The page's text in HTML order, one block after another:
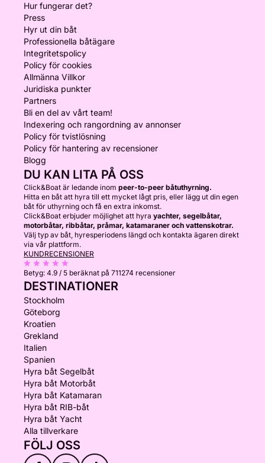
Hur fungerar det?
Press
Hyr ut din båt
Professionella båtägare
Integritetspolicy
Policy för cookies
Allmänna Villkor
Juridiska punkter
Partners
Bli en del av vårt team!
Indexering och rangordning av annonser
Policy för tvistlösning
Policy för hantering av recensioner
Blogg
DU KAN LITA PÅ OSS
Click&Boat är ledande inom peer-to-peer båtuthyrning.
Hitta en båt att hyra till ett mycket lågt pris, eller lägg ut din egen
båt för uthyrning och få en extra inkomst.
Click&Boat erbjuder möjlighet att hyra yachter, segelbåtar,
motorbåtar, ribbåtar, pråmar, katamaraner och vattenskotrar.
Välj typ av båt, hyresperiodens längd och kontakta ägaren direkt
via vår plattform.
KUNDRECENSIONER
Betyg: 4.9 / 5 beräknat på 711274 recensioner
DESTINATIONER
Stockholm
Göteborg
Kroatien
Grekland
Italien
Spanien
Hyra båt Segelbåt
Hyra båt Motorbåt
Hyra båt Katamaran
Hyra båt RIB-båt
Hyra båt Yacht
Alla tillverkare
FÖLJ OSS